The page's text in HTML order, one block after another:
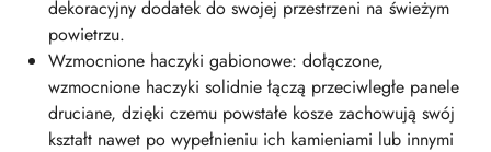
dekoracyjny dodatek do swojej przestrzeni na świeżym
powietrzu.
Wzmocnione haczyki gabionowe: dołączone,
wzmocnione haczyki solidnie łączą przeciwległe panele
druciane, dzięki czemu powstałe kosze zachowują swój
kształt nawet po wypełnieniu ich kamieniami lub innymi